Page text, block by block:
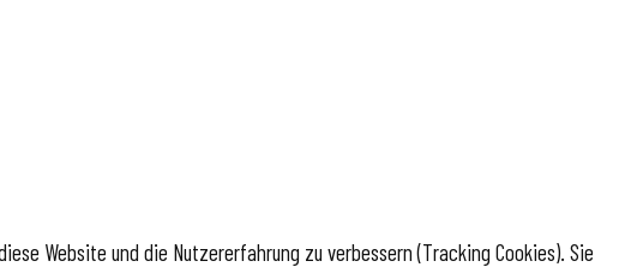
Website und die Nutzererfahrung zu verbessern (Tracking Cookies). Sie